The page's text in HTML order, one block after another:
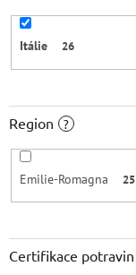
Itálie 26
Region ?
Emilie-Romagna 25
Certifikace potravin